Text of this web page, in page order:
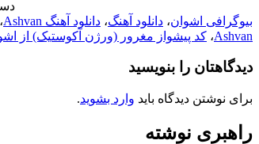
بیوگرافی اشوان، دانلود آهنگ، دانلود آهنگ Ashvan ،
Ashvan، کد پیشواز مغرور (ورژن آکوستیک) از
دیدگاهتان را بنویسید
برای نوشتن دیدگاه باید وارد بشوید.
راهبری نوشته